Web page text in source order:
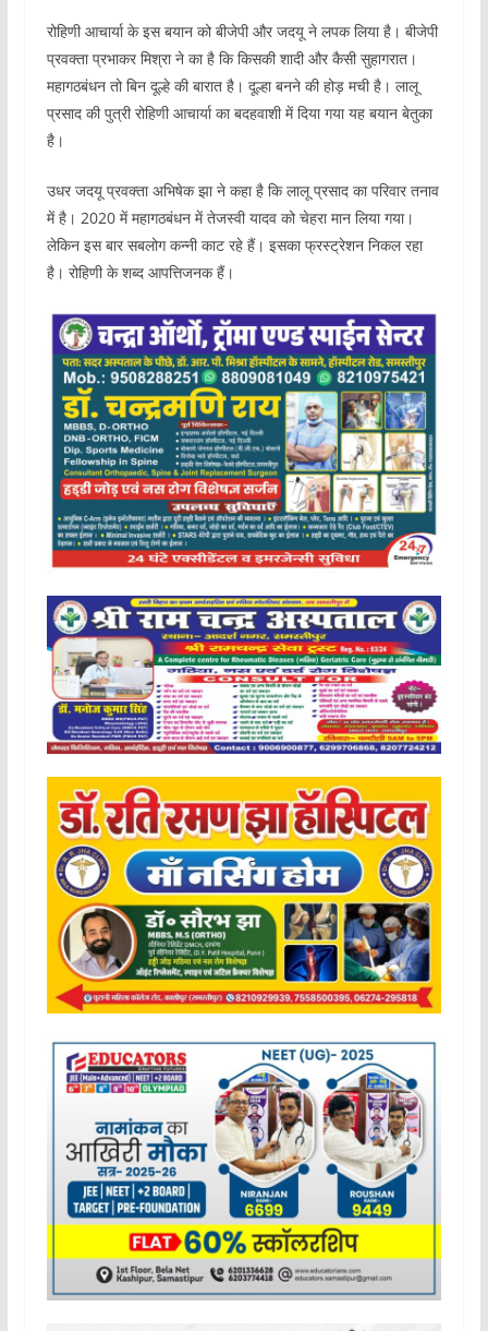
रोहिणी आचार्या के इस बयान को बीजेपी और जदयू ने लपक लिया है। बीजेपी
प्रवक्ता प्रभाकर मिश्रा ने का है कि किसकी शादी और कैसी सुहागरात।
महागठबंधन तो बिन दूल्हे की बारात है। दूल्हा बनने की होड़ मची है। लालू
प्रसाद की पुत्री रोहिणी आचार्या का बदहवाशी में दिया गया यह बयान बेतुका
है।
उधर जदयू प्रवक्ता अभिषेक झा ने कहा है कि लालू प्रसाद का परिवार तनाव
में है। 2020 में महागठबंधन में तेजस्वी यादव को चेहरा मान लिया गया।
लेकिन इस बार सबलोग कन्नी काट रहे हैं। इसका फ्रस्ट्रेशन निकल रहा
है। रोहिणी के शब्द आपत्तिजनक हैं।